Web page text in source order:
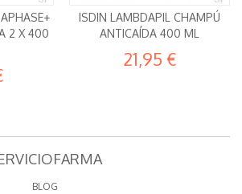
2 X 400
ISDIN LAMBDAPIL CHAMPÚ
ANTICAÍDA 400 ML
21,95 €
BLOG